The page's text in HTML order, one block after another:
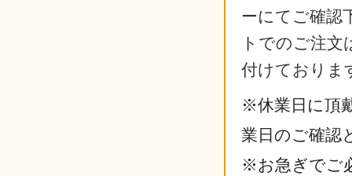
ーにてご確認
トでのご注文
付けておりま
※休業日に頂
業日のご確認
※お急ぎでご